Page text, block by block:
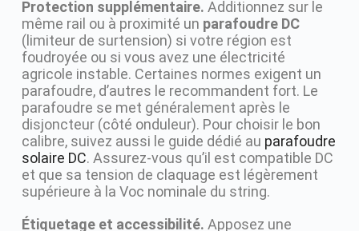
Protection supplémentaire. Additionnez sur le
même rail ou à proximité un parafoudre DC
(limiteur de surtension) si votre région est
foudroyée ou si vous avez une électricité
agricole instable. Certaines normes exigent un
parafoudre, d’autres le recommandent fort. Le
parafoudre se met généralement après le
disjoncteur (côté onduleur). Pour choisir le bon
calibre, suivez aussi le guide dédié au parafoudre
solaire DC. Assurez-vous qu’il est compatible DC
et que sa tension de claquage est légèrement
supérieure à la Voc nominale du string.
Étiquetage et accessibilité. Apposez une